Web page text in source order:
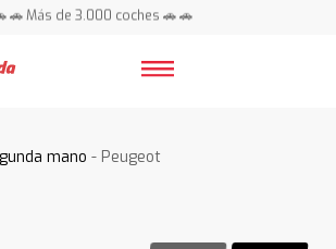
🚗 Más de 3.000 coches 🚗 🚗
mano - Peugeot